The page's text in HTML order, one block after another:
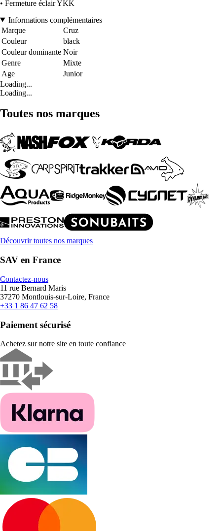
• Fermeture éclair YKK
Informations complémentaires
Marque
Cruz
Couleur
black
Couleur dominante Noir
Genre
Mixte
Age
Junior
Loading...
Loading...
Toutes nos marques
Découvrir toutes nos marques
SAV en France
Contactez-nous
11 rue Bernard Maris
37270 Montlouis-sur-Loire, France
+33 1 86 47 62 58
Paiement sécurisé
Achetez sur notre site en toute confiance